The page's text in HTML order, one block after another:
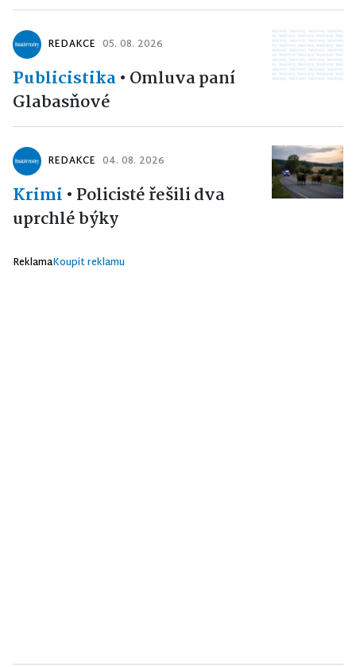
REDAKCE 05. 08. 2026
Publicistika• Omluva paní
Glabasňové
REDAKCE 04. 08. 2026
Krimi • Policisté řešili dva
uprchlé býky
ReklamaKoupit reklamu